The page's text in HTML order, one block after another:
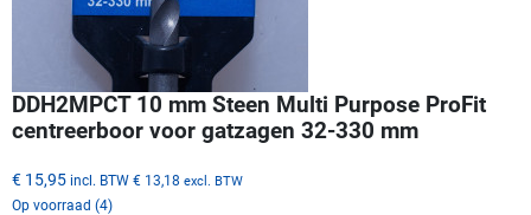
DDH2MPCT 10 mm Steen Multi Purpose ProFit
centreerboor voor gatzagen 32-330 mm
€ 15,95 incl. BTW € 13,18 excl. BTW
Op voorraad (4)